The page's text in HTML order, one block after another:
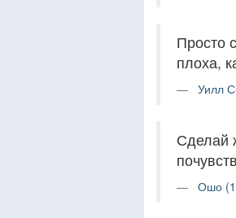
Просто
плоха,
Уилл
Сделай
Ошо